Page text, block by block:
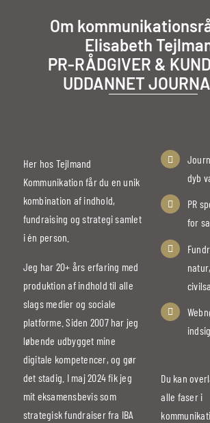
Om
Elisabeth
PR-RÅDGIVER &
UDDANNET
Her hos Tejlmand
Kommunikation får du en unik
kombination af indhold,
fundraising og strategi samlet
i én person.
Jeg har 20+ års erfaring med
produktion af indhold til alle
slags medier og sociale
platforme. Siden 2007 har jeg
løbende udbygget mine
digitale kompetencer, og gør
det stadig. I maj 2024 fik jeg
mit eksamensbevis som
strategisk fundraiser fra IBA
dyb
PR
for
Du kan
alle faser i